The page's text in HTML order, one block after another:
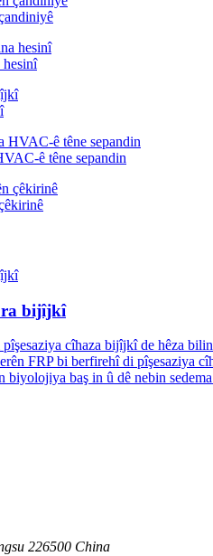
hesinî
ê têne sepandin
bijîjkî
cîhaza bijîjkî de hêza
FRP bi berfirehî di pîşesaziya
biyolojiya baş in û dê nebin
226500 China